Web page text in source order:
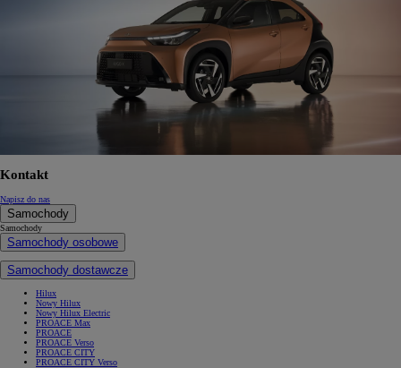
Kontakt
Napisz do nas
Samochody
Samochody
Samochody osobowe
Samochody dostawcze
Hilux
Nowy Hilux
Nowy Hilux Electric
PROACE Max
PROACE
PROACE Verso
PROACE CITY
PROACE CITY Verso